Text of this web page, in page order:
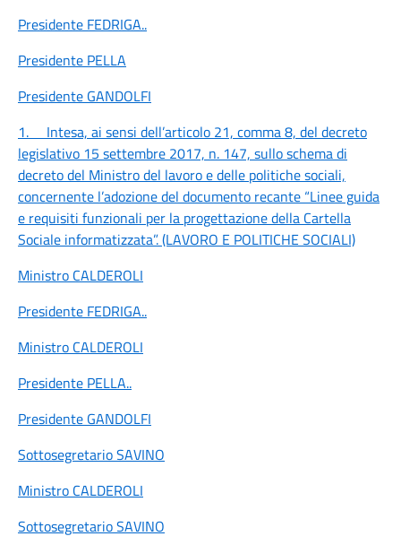
Presidente FEDRIGA..
Presidente PELLA
Presidente GANDOLFI
1.
Intesa, ai sensi dell’articolo 21, comma 8, del decreto
legislativo 15 settembre 2017, n. 147, sullo schema di
decreto del Ministro del lavoro e delle politiche sociali,
concernente l’adozione del documento recante “Linee guida
e requisiti funzionali per la progettazione della Cartella
Sociale informatizzata”. (LAVORO E POLITICHE SOCIALI)
Ministro CALDEROLI
Presidente FEDRIGA..
Ministro CALDEROLI
Presidente PELLA..
Presidente GANDOLFI
Sottosegretario SAVINO
Ministro CALDEROLI
Sottosegretario SAVINO